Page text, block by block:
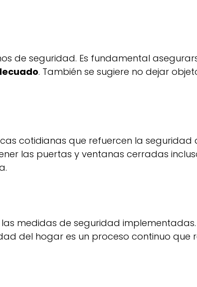
de seguridad. Es fundamental
. También se sugiere no dejar
cotidianas que refuercen la seguridad
las puertas y ventanas cerradas
medidas de seguridad
del hogar es un proceso continuo